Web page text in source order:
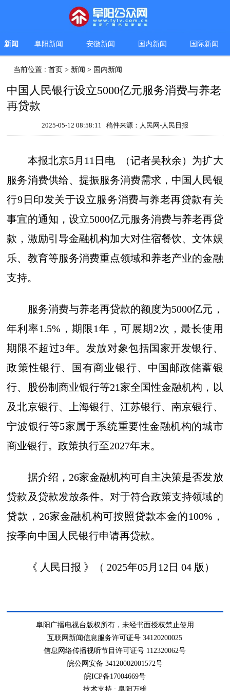
新闻 阜阳新闻 安徽新闻 国内新闻 国际新闻
当前位置 :首页 > 新闻 > 国内新闻
中国人民银行设立5000亿元服务消费与养老
再贷款
2025-05-12 08:58:11 稿件来源：人民网-人民日报
本报北京5月11日电 （记者吴秋余）为扩大
服务消费供给、提振服务消费需求，中国人民银
行9日印发关于设立服务消费与养老再贷款有关
事宜的通知，设立5000亿元服务消费与养老再贷
款，激励引导金融机构加大对住宿餐饮、文体娱
乐、教育等服务消费重点领域和养老产业的金融
支持。
服务消费与养老再贷款的额度为5000亿元，
年利率1.5%，期限1年，可展期2次，最长使用
期限不超过3年。发放对象包括国家开发银行、
政策性银行、国有商业银行、中国邮政储蓄银
行、股份制商业银行等21家全国性金融机构，以
及北京银行、上海银行、江苏银行、南京银行、
宁波银行等5家属于系统重要性金融机构的城市
商业银行。政策执行至2027年末。
据介绍，26家金融机构可自主决策是否发放
贷款及贷款发放条件。对于符合政策支持领域的
贷款，26家金融机构可按照贷款本金的100%，
按季向中国人民银行申请再贷款。
《 人民日报 》（ 2025年05月12日 04 版）
阜阳广播电视台版权所有，未经书面授权禁止使用
互联网新闻信息服务许可证号 34120200025
信息网络传播视听节目许可证号 112320062号
皖公网安备 34120002001572号
皖ICP备17004669号
技术支持 : 阜阳万维